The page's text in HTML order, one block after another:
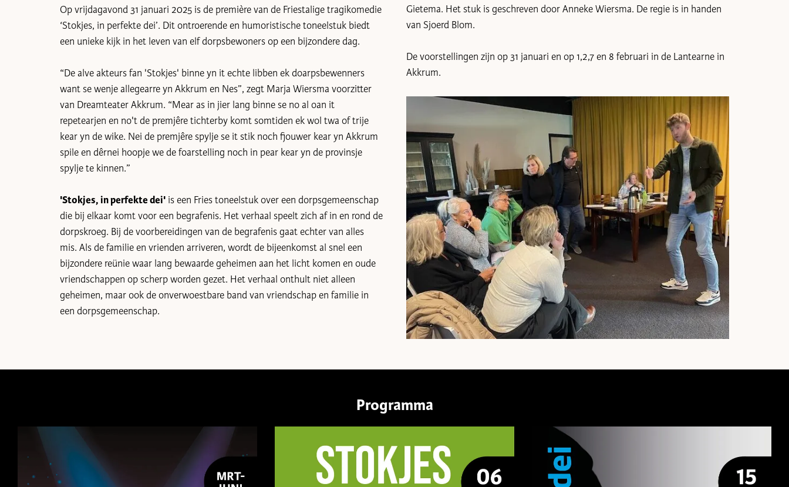
Op vrijdagavond 31 januari 2025 is de première van de Friestalige tragikomedie
‘Stokjes, in perfekte dei’. Dit ontroerende en humoristische toneelstuk biedt
een unieke kijk in het leven van elf dorpsbewoners op een bijzondere dag.
“De alve akteurs fan 'Stokjes' binne yn it echte libben ek doarpsbewenners
want se wenje allegearre yn Akkrum en Nes”, zegt Marja Wiersma voorzitter
van Dreamteater Akkrum. “Mear as in jier lang binne se no al oan it
repetearjen en no't de premjêre tichterby komt somtiden ek wol twa of trije
kear yn de wike. Nei de premjêre spylje se it stik noch fjouwer kear yn Akkrum
spile en dêrnei hoopje we de foarstelling noch in pear kear yn de provinsje
spylje te kinnen.”
'Stokjes, in perfekte dei' is een Fries toneelstuk over een dorpsgemeenschap
die bij elkaar komt voor een begrafenis. Het verhaal speelt zich af in en rond de
dorpskroeg. Bij de voorbereidingen van de begrafenis gaat echter van alles
mis. Als de familie en vrienden arriveren, wordt de bijeenkomst al snel een
bijzondere reünie waar lang bewaarde geheimen aan het licht komen en oude
vriendschappen op scherp worden gezet. Het verhaal onthult niet alleen
geheimen, maar ook de onverwoestbare band van vriendschap en familie in
een dorpsgemeenschap.
Gietema. Het stuk is geschreven door Anneke Wiersma. De regie is in handen
van Sjoerd Blom.
De voorstellingen zijn op 31 januari en op 1,2,7 en 8 februari in de Lantearne in
Akkrum.
Programma